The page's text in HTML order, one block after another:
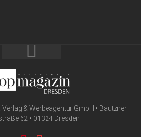
& Werbeagentur GmbH • Bautzner
62 • 01324 Dresden